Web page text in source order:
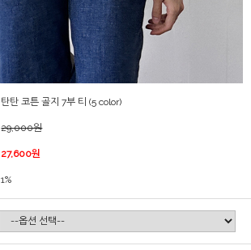
탄탄 코튼 골지 7부 티 (5 color)
29,000원
27,600원
1%